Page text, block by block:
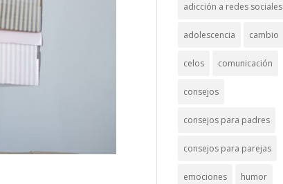
adicción a redes sociales
adolescencia cambio
celos comunicación
consejos
consejos para padres
consejos para parejas
emociones humor